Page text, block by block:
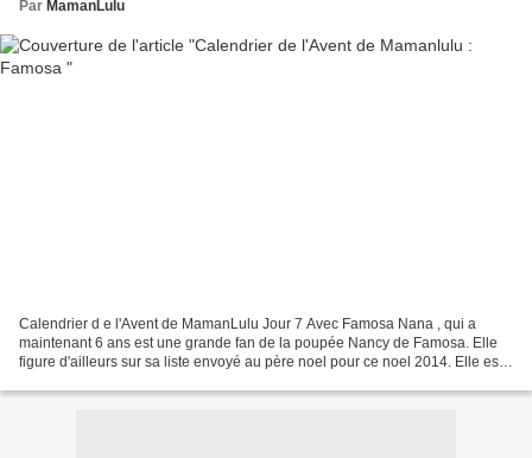
Par MamanLulu
Calendrier d e l'Avent de MamanLulu Jour 7 Avec Famosa Nana , qui a
maintenant 6 ans est une grande fan de la poupée Nancy de Famosa. Elle
figure d'ailleurs sur sa liste envoyé au père noel pour ce noel 2014. Elle est